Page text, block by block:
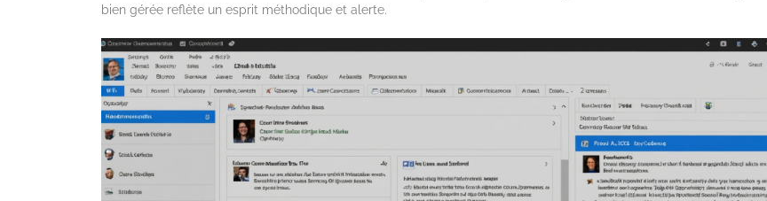
bien gérée reflète un esprit méthodique et alerte.